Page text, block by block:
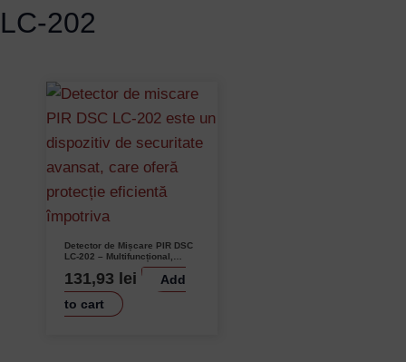
LC-202
Detector de Mișcare PIR DSC
LC-202 – Multifuncțional,
Detectare Precise, Tehnologie
Avansată, Versatilitate,
Protecție Extinsă, Securitate
Robustă
131,93 lei
Add
to cart